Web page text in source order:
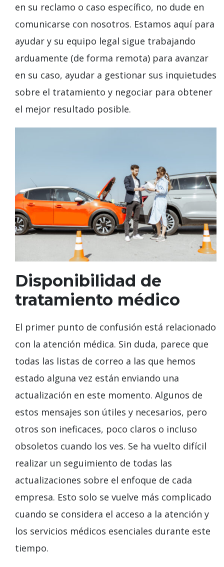
en su reclamo o caso específico, no dude en
comunicarse con nosotros. Estamos aquí para
ayudar y su equipo legal sigue trabajando
arduamente (de forma remota) para avanzar
en su caso, ayudar a gestionar sus inquietudes
sobre el tratamiento y negociar para obtener
el mejor resultado posible.
Disponibilidad de
tratamiento médico
El primer punto de confusión está relacionado
con la atención médica. Sin duda, parece que
todas las listas de correo a las que hemos
estado alguna vez están enviando una
actualización en este momento. Algunos de
estos mensajes son útiles y necesarios, pero
otros son ineficaces, poco claros o incluso
obsoletos cuando los ves. Se ha vuelto difícil
realizar un seguimiento de todas las
actualizaciones sobre el enfoque de cada
empresa. Esto solo se vuelve más complicado
cuando se considera el acceso a la atención y
los servicios médicos esenciales durante este
tiempo.